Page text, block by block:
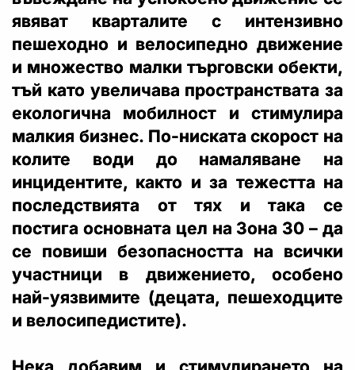
явяват кварталите с интензивно
пешеходно и велосипедно движение
и множество малки търговски обекти,
тъй като увеличава пространствата за
екологична мобилност и стимулира
малкия бизнес. По-ниската скорост на
колите води до намаляване на
инцидентите, както и за тежестта на
последствията от тях и така се
постига основната цел на Зонa 30 – да
се повиши безопасността на всички
участници в движението, особено
най-уязвимите (децата, пешеходците
и велосипедистите).